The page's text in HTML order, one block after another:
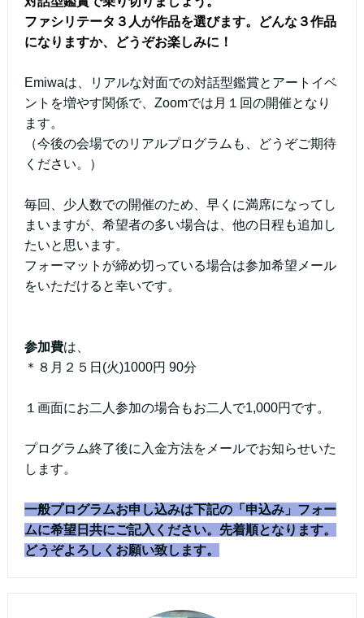
ファシリテータ３人が作品を選びます。どんな３作品
になりますか、どうぞお楽しみに！
Emiwaは、リアルな対面での対話型鑑賞とアートイベ
ントを増やす関係で、Zoomでは月１回の開催となり
ます。
（今後の会場でのリアルプログラムも、どうぞご期待
ください。）
毎回、少人数での開催のため、早くに満席になってし
まいますが、希望者の多い場合は、他の日程も追加し
たいと思います。
フォーマットが締め切っている場合は参加希望メール
をいただけると幸いです。
参加費は、
＊８月２５日(火)1000円 90分
１画面にお二人参加の場合もお二人で1,000円です。
プログラム終了後に入金方法をメールでお知らせいた
します。
一般プログラムお申し込みは下記の「申込み」フォー
ムに希望日共にご記入ください。先着順となります。
どうぞよろしくお願い致します。